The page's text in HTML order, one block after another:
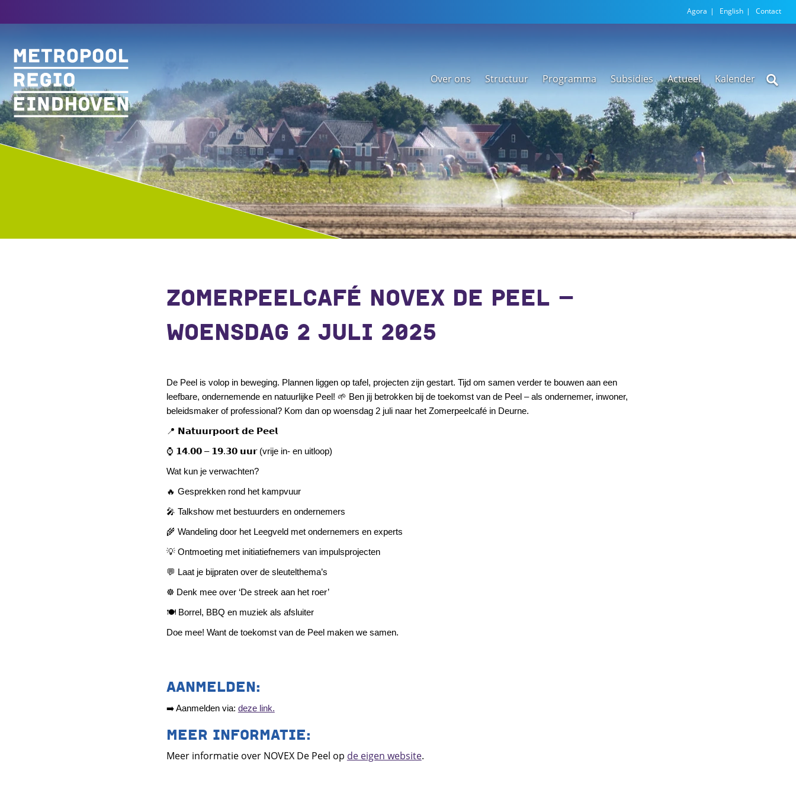
Agora English Contact
Over ons Structuur Programma
Regionale
versnellingstafel
Beethoven Wonen
Subsidies
VEX-regeling
Actueel
Nieuwsarchief
Kalender
ZOMERPEELCAFÉ NOVEX DE PEEL –
WOENSDAG 2 JULI 2025
De Peel is volop in beweging. Plannen liggen op tafel, projecten zijn gestart. Tijd om samen verder te bouwen aan een
leefbare, ondernemende en natuurlijke Peel! 🌱 Ben jij betrokken bij de toekomst van de Peel – als ondernemer, inwoner,
beleidsmaker of professional? Kom dan op woensdag 2 juli naar het Zomerpeelcafé in Deurne.
📍 𝗡𝗮𝘁𝘂𝘂𝗿𝗽𝗼𝗼𝗿𝘁 𝗱𝗲 𝗣𝗲𝗲𝗹
⌚ 𝟭𝟰.𝟬𝟬– 𝟭𝟵.𝟯𝟬 𝘂𝘂𝗿(vrije in- en uitloop)
Wat kun je verwachten?
🔥 Gesprekken rond het kampvuur
🎤 Talkshow met bestuurders en ondernemers
🌾 Wandeling door het Leegveld met ondernemers en experts
💡Ontmoeting met initiatiefnemers van impulsprojecten
💬 Laat je bijpraten over de sleutelthema’s
☸Denk mee over ‘De streek aan het roer’
🍽️Borrel, BBQ en muziek als afsluiter
Doe mee! Want de toekomst van de Peel maken we samen.
AANMELDEN:
➡️Aanmelden via: deze link.
MEER INFORMATIE:
Meer informatie over NOVEX De Peel op de eigen website.